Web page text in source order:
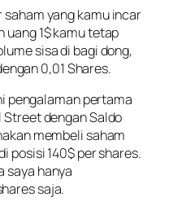
yang kamu incar
uang 1$ kamu tetap
sisa di bagi dong,
0,01 Shares.
pengalaman pertama
Street dengan Saldo
membeli saham
posisi 140$ per shares.
saya hanya
saja.